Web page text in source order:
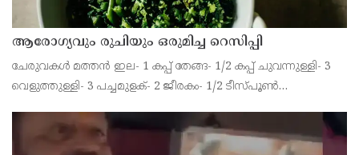
ആരോഗ്യവും രുചിയും ഒരുമിച്ച റെസിപ്പി
ചേരുവകൾ മത്തൻ ഇല- 1 കപ്പ് തേങ്ങ- 1/2 കപ്പ് ചുവന്നുള്ളി- 3
വെളുത്തുള്ളി- 3 പച്ചമുളക്- 2 ജീരകം- 1/2 ടീസ്പൂൺ
ആവശ്യത്തിന് വെളിച്ചെണ്ണ- ആവശ്യത്തിന് കടുക്